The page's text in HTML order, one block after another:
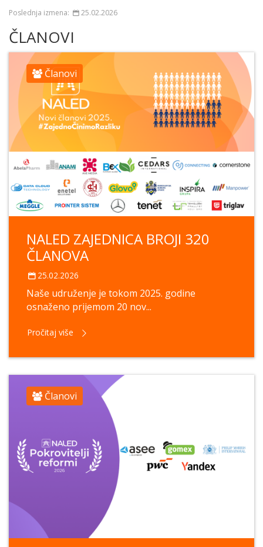
Poslednja izmena:
25.02.2026
ČLANOVI
Članovi
NALED ZAJEDNICA BROJI 320
ČLANOVA
25.02.2026
Naše udruženje je tokom 2025. godine
osnaženo prijemom 20 nov...
Pročitaj više
Članovi